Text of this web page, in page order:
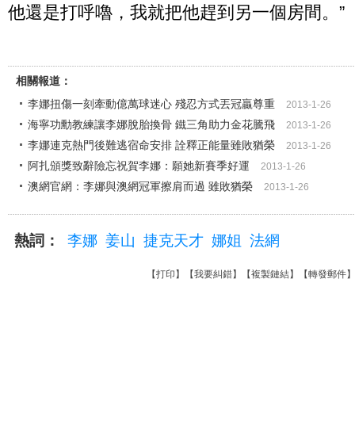
他還是打呼嚕，我就把他趕到另一個房間。”
相關報道：
李娜扭傷一刻牽動億萬球迷心 殘忍方式丟冠贏尊重
2013-1-26
海寧功勳教練讓李娜脫胎換骨 鐵三角助力金花騰飛 2013-1-26
李娜連克熱門後難逃宿命安排 詮釋正能量雖敗猶榮 2013-1-26
阿扎頒獎致辭險忘祝賀李娜：願她新賽季好運 2013-1-26
澳網官網：李娜與澳網冠軍擦肩而過 雖敗猶榮 2013-1-26
熱詞： 李娜 姜山 捷克天才 娜姐 法網
【打印 】【我要糾錯】【複製鏈結】【轉發郵件